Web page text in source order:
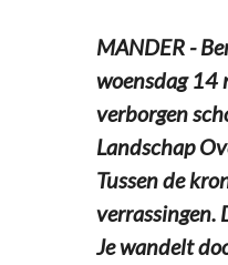
MANDER -
woensdag 14
verborgen
Landschap
Tussen de
verrassingen.
Je wandelt